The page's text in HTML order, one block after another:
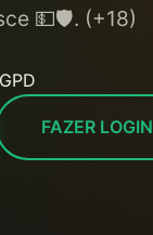
💵🛡️. (+18)
FAZER LOGIN